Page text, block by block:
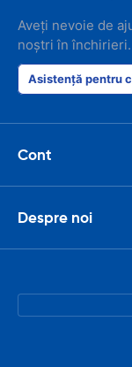
Aveți nevoie de
noștri în închirieri.
Asistență pentru
Cont
Despre noi